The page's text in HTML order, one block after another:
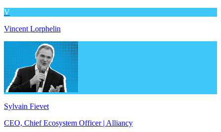
V
Vincent Lorphelin
Sylvain Fievet
CEO, Chief Ecosystem Officer | Alliancy